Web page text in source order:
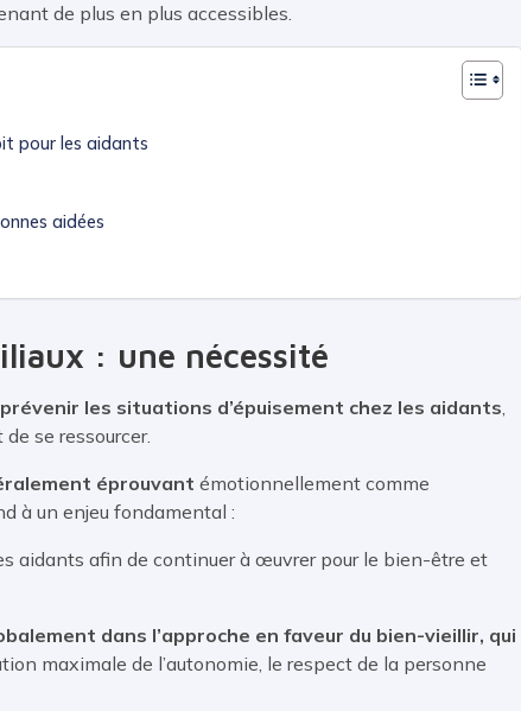
de plus en plus accessibles.
pour les aidants
aidées
: une nécessité
les situations d’épuisement chez les aidants
se ressourcer.
éprouvant émotionnellement comme
à un enjeu fondamental :
aidants afin de continuer à œuvrer pour le bien-être et
dans l’approche en faveur du bien-vieillir, qui
maximale de l’autonomie, le respect de la personne